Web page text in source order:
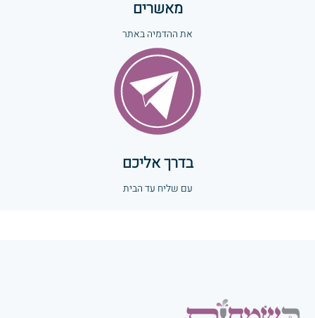
מאשרים
את ההדמיה באתר
בדרך אליכם
עם שליח עד הבית